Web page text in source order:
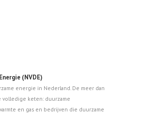
(NVDE)
energie in Nederland. De meer dan
volledige keten: duurzame
en gas en bedrijven die duurzame